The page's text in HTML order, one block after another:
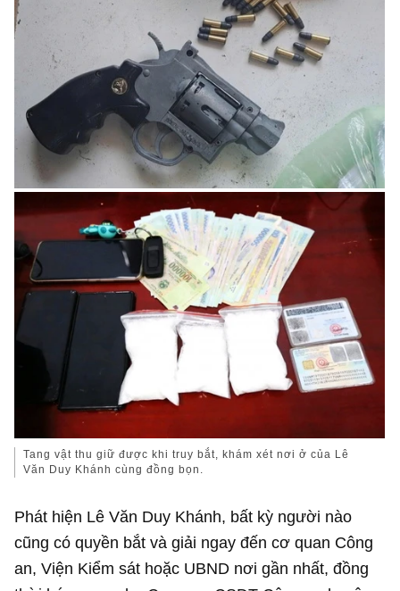
Tang vật thu giữ được khi truy bắt, khám xét nơi ở của Lê
Văn Duy Khánh cùng đồng bọn.
Phát hiện Lê Văn Duy Khánh, bất kỳ người nào
cũng có quyền bắt và giải ngay đến cơ quan Công
an, Viện Kiểm sát hoặc UBND nơi gần nhất, đồng